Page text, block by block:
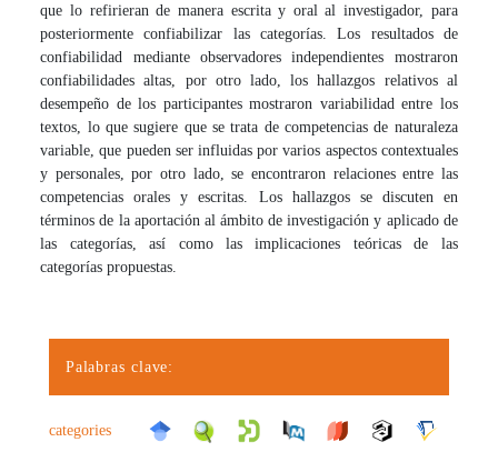
que lo refirieran de manera escrita y oral al investigador, para
posteriormente confiabilizar las categorías. Los resultados de
confiabilidad mediante observadores independientes mostraron
confiabilidades altas, por otro lado, los hallazgos relativos al
desempeño de los participantes mostraron variabilidad entre los
textos, lo que sugiere que se trata de competencias de naturaleza
variable, que pueden ser influidas por varios aspectos contextuales
y personales, por otro lado, se encontraron relaciones entre las
competencias orales y escritas. Los hallazgos se discuten en
términos de la aportación al ámbito de investigación y aplicado de
las categorías, así como las implicaciones teóricas de las
categorías propuestas.
Palabras clave:
categories